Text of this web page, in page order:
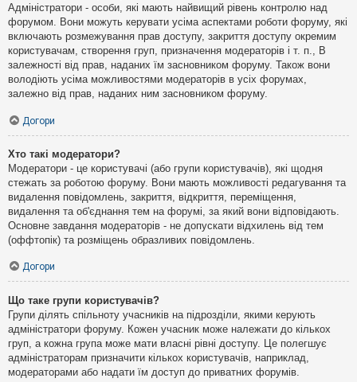
Адміністратори - особи, які мають найвищий рівень контролю над
форумом. Вони можуть керувати усіма аспектами роботи форуму, які
включають розмежування прав доступу, закриття доступу окремим
користувачам, створення груп, призначення модераторів і т. п., В
залежності від прав, наданих їм засновником форуму. Також вони
володіють усіма можливостями модераторів в усіх форумах,
залежно від прав, наданих ним засновником форуму.
Догори
Хто такі модератори?
Модератори - це користувачі (або групи користувачів), які щодня
стежать за роботою форуму. Вони мають можливості редагування та
видалення повідомлень, закриття, відкриття, переміщення,
видалення та об'єднання тем на форумі, за який вони відповідають.
Основне завдання модераторів - не допускати відхилень від тем
(оффтопік) та розміщень образливих повідомлень.
Догори
Що таке групи користувачів?
Групи ділять спільноту учасників на підрозділи, якими керують
адміністратори форуму. Кожен учасник може належати до кількох
груп, а кожна група може мати власні рівні доступу. Це полегшує
адміністраторам призначити кількох користувачів, наприклад,
модераторами або надати їм доступ до приватних форумів.